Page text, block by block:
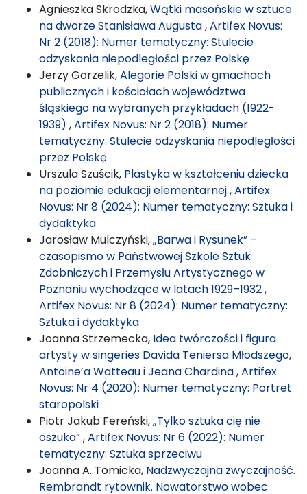
Agnieszka Skrodzka,Wątki masońskie w sztuce
na dworze Stanisława Augusta,Artifex Novus:
Nr 2 (2018): Numer tematyczny: Stulecie
odzyskania niepodległości przez Polskę
Jerzy Gorzelik,Alegorie Polski w gmachach
publicznych i kościołach województwa
śląskiego na wybranych przykładach (1922-
1939) ,Artifex Novus: Nr 2 (2018): Numer
tematyczny: Stulecie odzyskania niepodległości
przez Polskę
Urszula Szuścik, Plastyka w kształceniu dziecka
na poziomie edukacji elementarnej,Artifex
Novus: Nr 8 (2024): Numer tematyczny: Sztuka i
dydaktyka
Jarosław Mulczyński,„Barwa i Rysunek” –
czasopismo w Państwowej Szkole Sztuk
Zdobniczych i Przemysłu Artystycznego w
Poznaniu wychodzące w latach 1929–1932,
Artifex Novus: Nr 8 (2024): Numer tematyczny:
Sztuka i dydaktyka
Joanna Strzemecka, Idea twórczości i figura
artysty w singeries Davida Teniersa Młodszego,
Antoine’a Watteau i Jeana Chardina,Artifex
Novus: Nr 4 (2020): Numer tematyczny: Portret
staropolski
Piotr Jakub Fereński,„Tylko sztuka cię nie
oszuka”,Artifex Novus: Nr 6 (2022): Numer
tematyczny: Sztuka sprzeciwu
Joanna A. Tomicka, Nadzwyczajna zwyczajność.
Rembrandt rytownik. Nowatorstwo wobec